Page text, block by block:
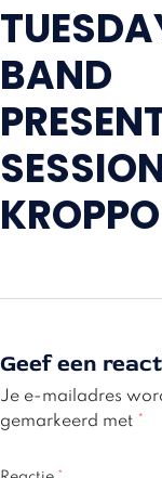
BAND
KROPPO
Geef een
Je e-mailadres
gemarkeerd met *